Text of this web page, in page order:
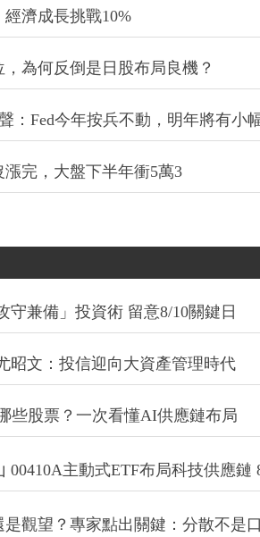
濟成長挑戰10%
為何反倒是日股布局良機？
：Fed今年按兵不動，明年將有小
完，大盤下半年衝5萬3
守兼備」投資術 留意8/10關鍵日
昭文：投信迎向大資產管理時代
些股票？一次看懂AI供應鏈布局
主動式ETF布局科技供應鏈
觀望？專家點出關鍵：分散不是